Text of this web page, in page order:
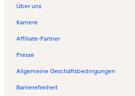
Über uns
Karriere
Affiliate-Partner
Presse
Allgemeine Geschäftsbedingungen
Barrierefreiheit